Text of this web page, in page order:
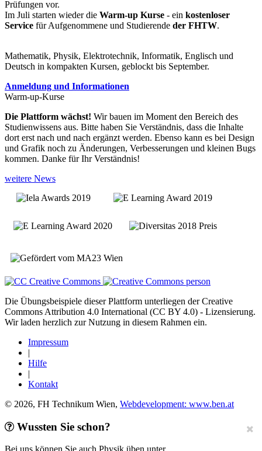
Prüfungen vor.
Im Juli starten wieder die Warm-up Kurse - ein kostenloser
Service für Aufgenommene und Studierende der FHTW.
Mathematik, Physik, Elektrotechnik, Informatik, Englisch und
Deutsch in kompakten Kursen, geblockt bis September.
Anmeldung und Informationen
Warm-up-Kurse
Die Plattform wächst! Wir bauen im Moment den Bereich des
Studienwissens aus. Bitte haben Sie Verständnis, dass die Inhalte
dort erst nach und nach ergänzt werden. Ebenso kann es bei Design
und Grafik noch zu Änderungen, Verbesserungen und kleinen Bugs
kommen. Danke für Ihr Verständnis!
weitere News
Die Übungsbeispiele dieser Plattform unterliegen der Creative
Commons Attribution 4.0 International (CC BY 4.0) - Lizensierung.
Wir laden herzlich zur Nutzung in diesem Rahmen ein.
Impressum
|
Hilfe
|
Kontakt
© 2026, FH Technikum Wien, Webdevelopment: www.ben.at
Wussten Sie schon?